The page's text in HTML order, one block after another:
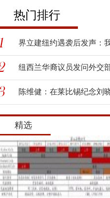
热门排行
界立建纽约遇袭后发声：
纽西兰华裔议员发问外交
呛
陈维健：在莱比锡纪念刘
政
精选